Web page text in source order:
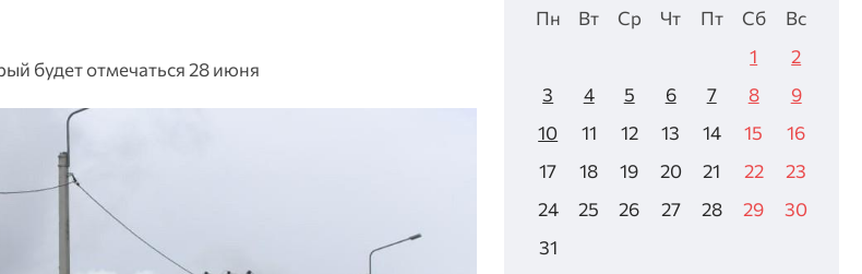
будет отмечаться 28 июня
Пн Вт Ср Чт Пт Сб
Вс
1
2
3
4 5 6 7 8
9
10
11 12 13 14 15
16
17
18 19 20 21 22
23
24
25 26 27 28 29
30
31